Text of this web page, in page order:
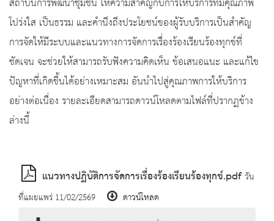
สถาบันการพัฒนาชุมชน ให้ความสำคัญกับการให้บริการที่มีคุณภาพ
โปร่งใส เป็นธรรม และคำนึงถึงประโยชน์ของผู้รับบริการเป็นสำคัญ
การจัดให้มีระบบและแนวทางการจัดการเรื่องร้องเรียนร้องทุกข์ที่
ชัดเจน จะช่วยให้สามารถรับฟังความคิดเห็น ข้อเสนอแนะ และแก้ไข
ปัญหาที่เกิดขึ้นได้อย่างเหมาะสม อันนำไปสู่คุณภาพการให้บริการ
อย่างต่อเนื่อง รายละเอียดสามารถดาวน์โหลดตามไฟล์ที่ปรากฏข้าง
ล่างนี้
แนวทางปฏิบัติการจัดการเรื่องร้องเรียนร้องทุกข์.pdfวัน
ที่แผยแพร่ 11/02/2569
ดาวน์โหลด